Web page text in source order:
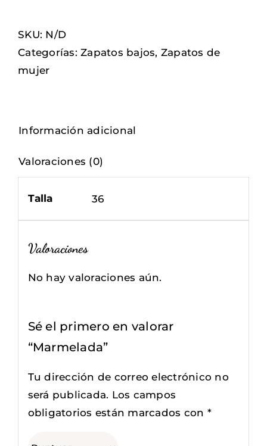
SKU: N/D
Categorías:Zapatos bajos, Zapatos de
mujer
Información adicional
Valoraciones (0)
Talla 36
Valoraciones
No hay valoraciones aún.
Sé el primero en valorar
“Marmelada”
Tu dirección de correo electrónico no
será publicada. Los campos
obligatorios están marcados con *